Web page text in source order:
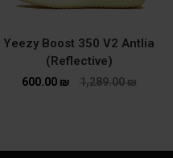
Yeezy Boost 350 V2 Antlia
(Reflective)
1,289.00₪
600.00 ₪